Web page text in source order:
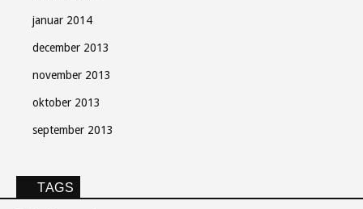
januar 2014
december 2013
november 2013
oktober 2013
september 2013
TAGS